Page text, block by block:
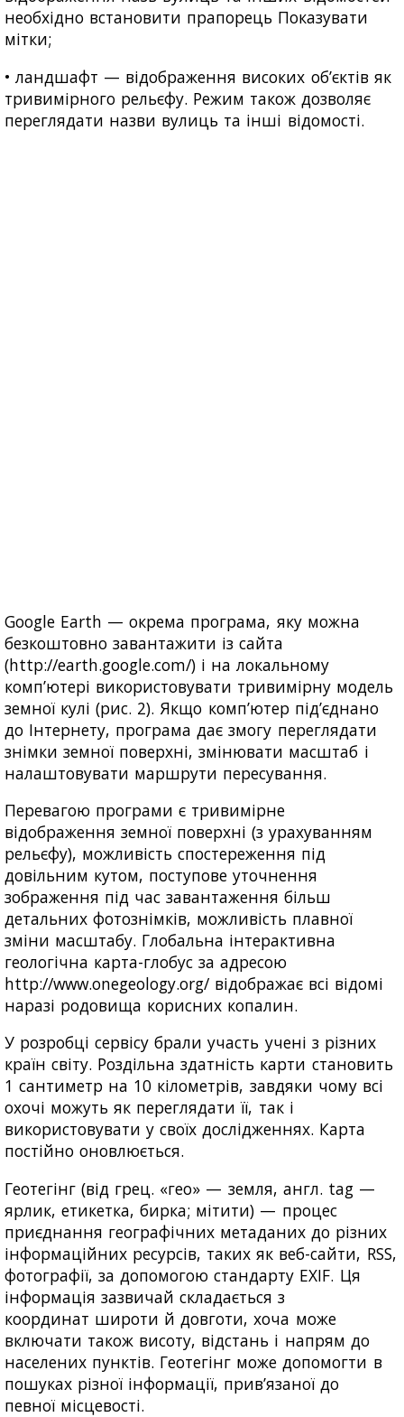
необхідно встановити прапорець Показувати
мітки;
• ландшафт — відображення високих об’єктів як
тривимірного рельєфу. Режим також дозволяє
переглядати назви вулиць та інші відомості.
Google Earth — окрема програма, яку можна
безкоштовно завантажити із сайта
(http://earth.google.com/) і на локальному
комп’ютері використовувати тривимірну модель
земної кулі (рис. 2). Якщо комп’ютер під’єднано
до Інтернету, програма дає змогу переглядати
знімки земної поверхні, змінювати масштаб і
налаштовувати маршрути пересування.
Перевагою програми є тривимірне
відображення земної поверхні (з урахуванням
рельєфу), можливість спостереження під
довільним кутом, поступове уточнення
зображення під час завантаження більш
детальних фотознімків, можливість плавної
зміни масштабу. Глобальна інтерактивна
геологічна карта-глобус за адресою
http://www.onegeology.org/ відображає всі відомі
наразі родовища корисних копалин.
У розробці сервісу брали участь учені з різних
країн світу. Роздільна здатність карти становить
1 сантиметр на 10 кілометрів, завдяки чому всі
охочі можуть як переглядати її, так і
використовувати у своїх дослідженнях. Карта
постійно оновлюється.
Геотегінг (від грец. «гео» — земля, англ. tag —
ярлик, етикетка, бирка; мітити) — процес
приєднання географічних метаданих до різних
інформаційних ресурсів, таких як веб-сайти, RSS,
фотографії, за допомогою стандарту EXIF. Ця
інформація зазвичай складається з
координат широти й довготи, хоча може
включати також висоту, відстань і напрям до
населених пунктів. Геотегінг може допомогти в
пошуках різної інформації, прив’язаної до
певної місцевості.